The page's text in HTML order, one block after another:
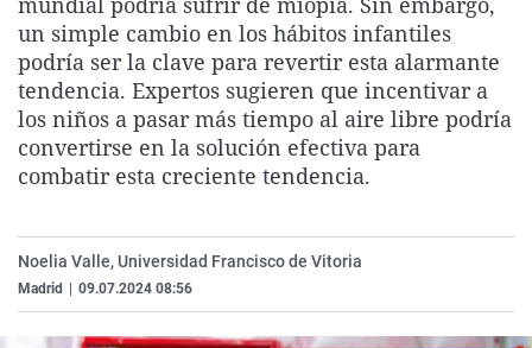
La rosa de los vientos
Gente viajera
Como el perro y el
Caso
Retornados
Equipo de
Operación Viuda
Extremadura
Galicia
La Rioja
Navarra
País Vasco
Virales
Televisión
Elecciones
un simple cambio en los hábitos infantiles
podría ser la clave para revertir esta alarmante
tendencia. Expertos sugieren que incentivar a
los niños a pasar más tiempo al aire libre podría
convertirse en la solución efectiva para
combatir esta creciente tendencia.
Noelia Valle, Universidad Francisco de Vitoria
Madrid 09.07.2024 08:56